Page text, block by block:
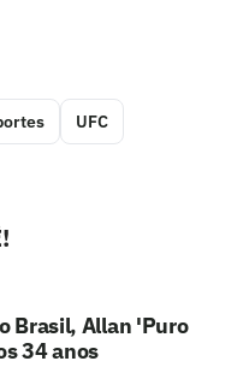
UFC
Brasil, Allan 'Puro
34 anos